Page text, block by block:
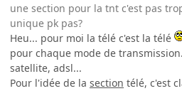
une section pour la tnt c'est pas
unique pk pas?
Heu... pour moi la télé c'est la télé
pour chaque mode de
satellite, adsl...
Pour l'idée de la section télé, c'est